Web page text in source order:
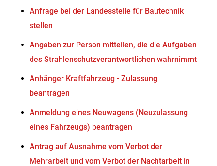
Anfrage bei der Landesstelle für Bautechnik
stellen
Angaben zur Person mitteilen, die die Aufgaben
des Strahlenschutzverantwortlichen wahrnimmt
Anhänger Kraftfahrzeug - Zulassung
beantragen
Anmeldung eines Neuwagens (Neuzulassung
eines Fahrzeugs) beantragen
Antrag auf Ausnahme vom Verbot der
Mehrarbeit und vom Verbot der Nachtarbeit in